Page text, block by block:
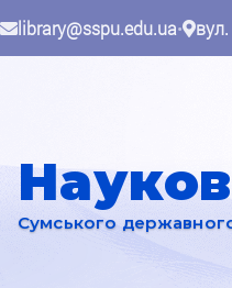
library@sspu.edu.ua•
Сумського